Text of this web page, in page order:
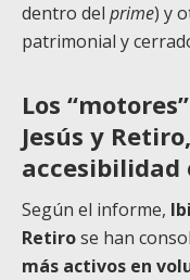
dentro del prime) y
patrimonial y
Los
Jesús y
accesibilidad
Según el informe,
Retirose han
más activos en